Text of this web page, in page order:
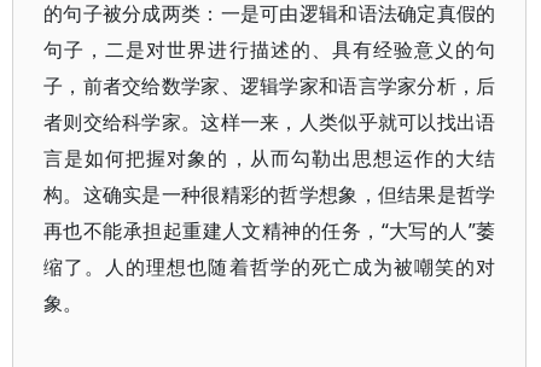
的句子被分成两类：一是可由逻辑和语法确定真假的
句子，二是对世界进行描述的、具有经验意义的句
子，前者交给数学家、逻辑学家和语言学家分析，后
者则交给科学家。这样一来，人类似乎就可以找出语
言是如何把握对象的，从而勾勒出思想运作的大结
构。这确实是一种很精彩的哲学想象，但结果是哲学
再也不能承担起重建人文精神的任务，“大写的人”萎
缩了。人的理想也随着哲学的死亡成为被嘲笑的对
象。